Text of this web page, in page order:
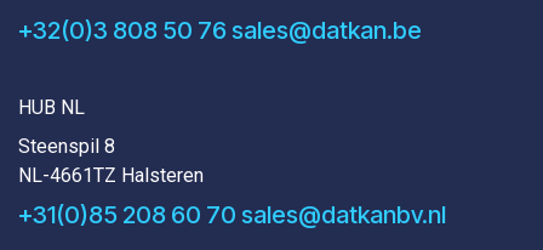
+32(0)3 808 50 76 sales@datkan.be
HUB NL
Steenspil 8
NL-4661TZ Halsteren
+31(0)85 208 60 70 sales@datkanbv.nl